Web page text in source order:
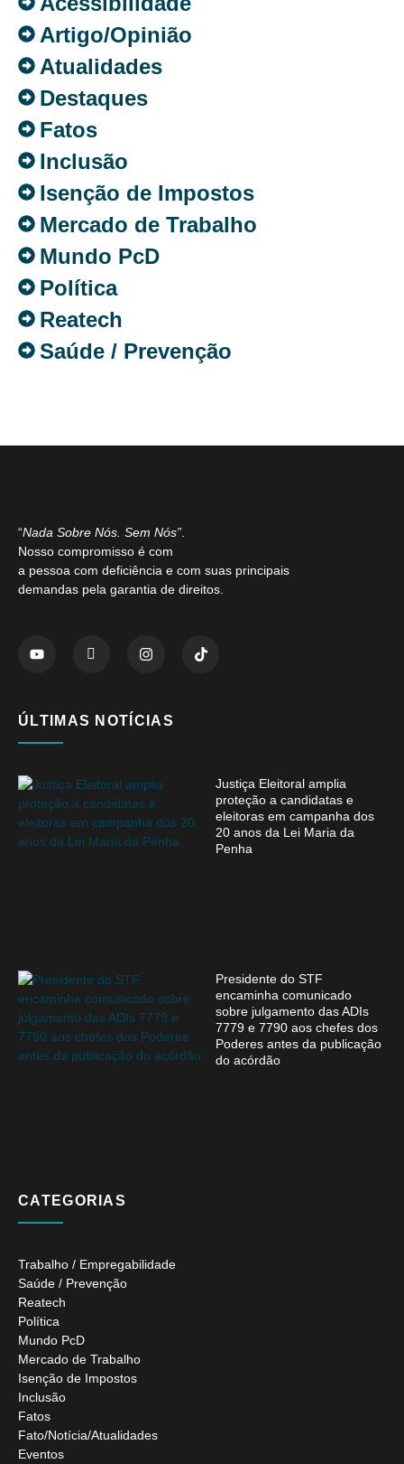
Artigo/Opinião
Atualidades
Destaques
Fatos
Inclusão
Isenção de Impostos
Mercado de Trabalho
Mundo PcD
Política
Reatech
Saúde / Prevenção
“Nada Sobre Nós. Sem Nós”
Nosso compromisso é com
a pessoa com deficiência e com suas principais
demandas pela garantia de direitos.
ÚLTIMAS NOTÍCIAS
Justiça Eleitoral amplia
proteção a candidatas e
eleitoras em campanha dos
20 anos da Lei Maria da
Penha
Presidente do STF
encaminha comunicado
sobre julgamento das ADIs
7779 e 7790 aos chefes dos
Poderes antes da publicação
do acórdão
CATEGORIAS
Trabalho / Empregabilidade
Saúde / Prevenção
Reatech
Política
Mundo PcD
Mercado de Trabalho
Isenção de Impostos
Inclusão
Fatos
Fato/Notícia/Atualidades
Eventos